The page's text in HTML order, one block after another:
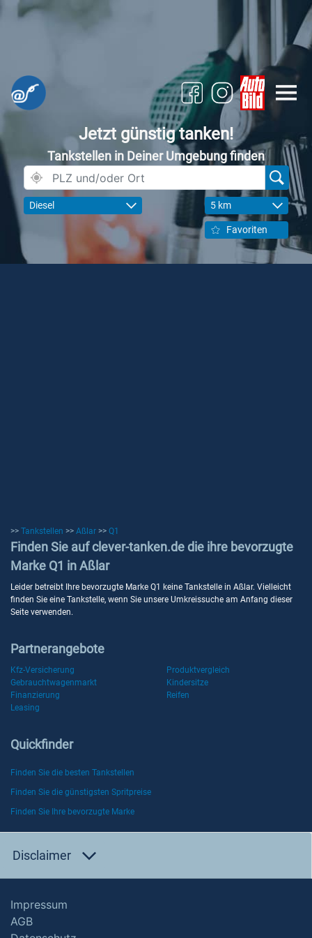
Jetzt günstig tanken!
Tankstellen in Deiner Umgebung finden
Diesel 5 km
Favoriten
>> Tankstellen >> Aßlar >> Q1
Finden Sie auf clever-tanken.de die ihre bevorzugte
Marke Q1 in Aßlar
Leider betreibt Ihre bevorzugte Marke Q1 keine Tankstelle in Aßlar. Vielleicht
finden Sie eine Tankstelle, wenn Sie unsere Umkreissuche am Anfang dieser
Seite verwenden.
Partnerangebote
Kfz-Versicherung
Produktvergleich
Gebrauchtwagenmarkt
Kindersitze
Finanzierung
Reifen
Leasing
Quickfinder
Finden Sie die besten Tankstellen
Finden Sie die günstigsten Spritpreise
Finden Sie Ihre bevorzugte Marke
Disclaimer
Impressum
AGB